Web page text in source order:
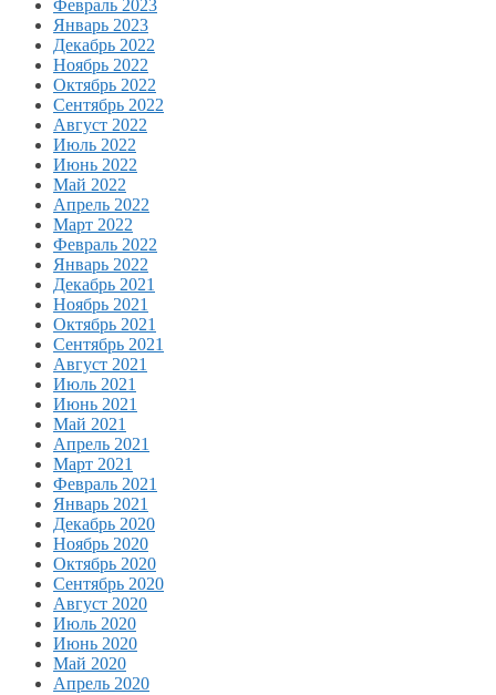
Февраль 2023
Январь 2023
Декабрь 2022
Ноябрь 2022
Октябрь 2022
Сентябрь 2022
Август 2022
Июль 2022
Июнь 2022
Май 2022
Апрель 2022
Март 2022
Февраль 2022
Январь 2022
Декабрь 2021
Ноябрь 2021
Октябрь 2021
Сентябрь 2021
Август 2021
Июль 2021
Июнь 2021
Май 2021
Апрель 2021
Март 2021
Февраль 2021
Январь 2021
Декабрь 2020
Ноябрь 2020
Октябрь 2020
Сентябрь 2020
Август 2020
Июль 2020
Июнь 2020
Май 2020
Апрель 2020